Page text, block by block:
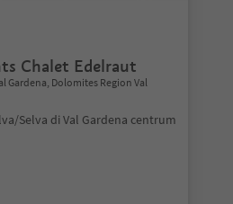
Chalet Edelraut
Gardena, Dolomites Region Val
Selva di Val Gardena centrum